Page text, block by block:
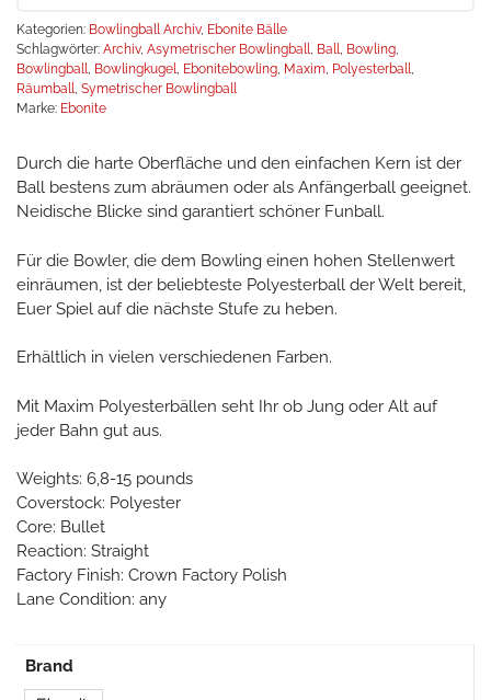
Kategorien: Bowlingball Archiv, Ebonite Bälle
Schlagwörter: Archiv, Asymetrischer Bowlingball, Ball, Bowling,
Bowlingball, Bowlingkugel, Ebonitebowling, Maxim, Polyesterball,
Räumball, Symetrischer Bowlingball
Marke: Ebonite
Durch die harte Oberfläche und den einfachen Kern ist der
Ball bestens zum abräumen oder als Anfängerball geeignet.
Neidische Blicke sind garantiert schöner Funball.
Für die Bowler, die dem Bowling einen hohen Stellenwert
einräumen, ist der beliebteste Polyesterball der Welt bereit,
Euer Spiel auf die nächste Stufe zu heben.
Erhältlich in vielen verschiedenen Farben.
Mit Maxim Polyesterbällen seht Ihr ob Jung oder Alt auf
jeder Bahn gut aus.
Weights: 6,8-15 pounds
Coverstock: Polyester
Core: Bullet
Reaction: Straight
Factory Finish: Crown Factory Polish
Lane Condition: any
Brand